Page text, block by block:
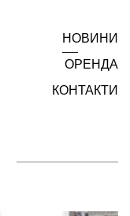
НОВИНИ
ОРЕНДА
КОНТАКТИ